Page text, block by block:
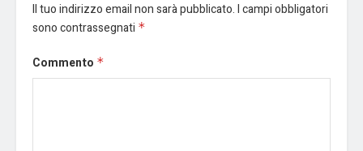
Il tuo indirizzo email non sarà pubblicato.I campi obbligatori
sono contrassegnati *
Commento *